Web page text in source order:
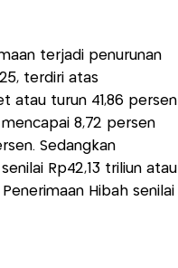
terjadi penurunan
terdiri atas
atau turun 41,86 persen
8,72 persen
Sedangkan
Rp42,13 triliun atau
Hibah senilai